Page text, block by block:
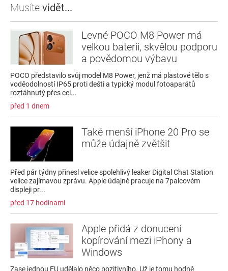
Musíte vidět...
Levné POCO M8 Power má
velkou baterii, skvělou podporu
a povědomou výbavu
POCO představilo svůj model M8 Power, jenž má plastové tělo s
voděodolností IP65 proti dešti a typický modul fotoaparátů
roztáhnutý přes cel...
před 1 dnem
Také menší iPhone 20 Pro se
může údajně zvětšit
Před pár týdny přinesl velice spolehlivý leaker Digital Chat Station
velice zajímavou zprávu. Apple údajně pracuje na 7palcovém
displeji pr...
před 17 hodinami
Apple přidá z donucení
kopírování mezi iPhony a
Windows
Zase jednou EU udělalo něco pozitivního. Už je tomu hodně